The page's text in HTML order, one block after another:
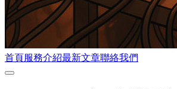
首頁服務介紹最新文章聯絡我們